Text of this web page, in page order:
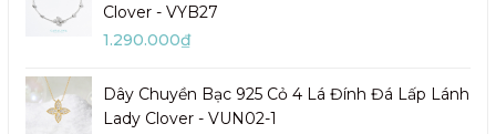
Clover - VYB27
1.290.000₫
Dây Chuyền Bạc 925 Cỏ 4 Lá Đính Đá Lấp Lánh
Lady Clover - VUN02-1